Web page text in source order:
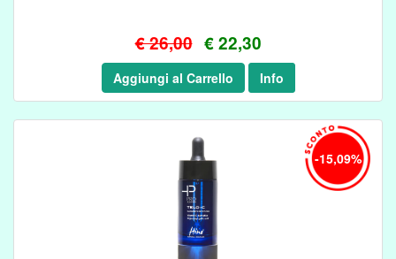
€ 26,00 € 22,30
Aggiungi al Carrello Info
-15,09%